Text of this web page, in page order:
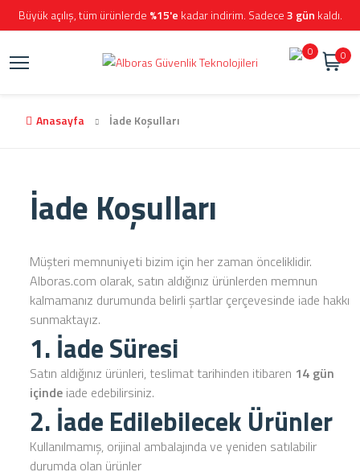
Büyük açılış, tüm ürünlerde %15'e kadar indirim. Sadece3 gün kaldı.
0 0
Anasayfa İade Koşulları
İade Koşulları
Müşteri memnuniyeti bizim için her zaman önceliklidir.
Alboras.com olarak, satın aldığınız ürünlerden memnun
kalmamanız durumunda belirli şartlar çerçevesinde iade hakkı
sunmaktayız.
1. İade Süresi
Satın aldığınız ürünleri, teslimat tarihinden itibaren 14 gün
içinde iade edebilirsiniz.
2. İade Edilebilecek Ürünler
Kullanılmamış, orijinal ambalajında ve yeniden satılabilir
durumda olan ürünler